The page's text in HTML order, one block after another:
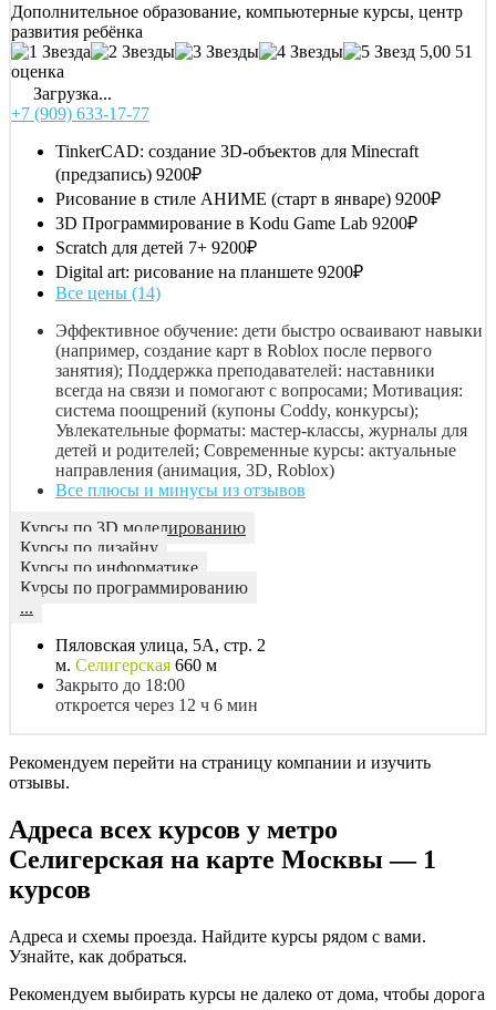
Дополнительное образование, компьютерные курсы, центр
развития ребёнка
5,00 51
оценка
Загрузка...
+7 (909) 633-17-77
TinkerCAD: создание 3D-объектов для Minecraft
(предзапись) 9200₽
Рисование в стиле АНИМЕ (старт в январе) 9200₽
3D Программирование в Kodu Game Lab 9200₽
Scratch для детей 7+ 9200₽
Digital art: рисование на планшете 9200₽
Все цены (14)
Эффективное обучение: дети быстро осваивают навыки
(например, создание карт в Roblox после первого
занятия); Поддержка преподавателей: наставники
всегда на связи и помогают с вопросами; Мотивация:
система поощрений (купоны Coddy, конкурсы);
Увлекательные форматы: мастер-классы, журналы для
детей и родителей; Современные курсы: актуальные
направления (анимация, 3D, Roblox)
Все плюсы и минусы из отзывов
Курсы по 3D моделированию
Курсы по дизайну
Курсы по информатике
Курсы по программированию
...
Пяловская улица, 5А, стр. 2
м. Селигерская 660 м
Закрыто до 18:00
откроется через 12 ч 6 мин
Рекомендуем перейти на страницу компании и изучить
отзывы.
Адреса всех курсов у метро
Селигерская на карте Москвы — 1
курсов
Адреса и схемы проезда. Найдите курсы рядом с вами.
Узнайте, как добраться.
Рекомендуем выбирать курсы не далеко от дома, чтобы дорога